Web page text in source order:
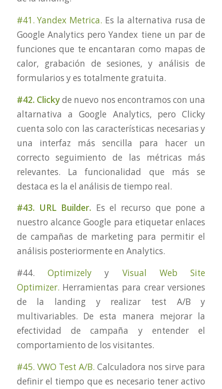
#41. Yandex Metrica. Es la alternativa rusa de
Google Analytics pero Yandex tiene un par de
funciones que te encantaran como mapas de
calor, grabación de sesiones, y análisis de
formularios y es totalmente gratuita.
#42. Clickyde nuevo nos encontramos con una
altarnativa a Google Analytics, pero Clicky
cuenta solo con las características necesarias y
una interfaz más sencilla para hacer un
correcto seguimiento de las métricas más
relevantes. La funcionalidad que más se
destaca es la el análisis de tiempo real.
#43. URL Builder. Es el recurso que pone a
nuestro alcance Google para etiquetar enlaces
de campañas de marketing para permitir el
análisis posteriormente en Analytics.
#44. Optimizelyy Visual Web Site
Optimizer. Herramientas para crear versiones
de la landing y realizar test A/B y
multivariables. De esta manera mejorar la
efectividad de campaña y entender el
comportamiento de los visitantes.
#45. VWO Test A/B. Calculadora nos sirve para
definir el tiempo que es necesario tener activo